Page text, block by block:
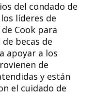
del condado de
líderes de
Cook para
becas de
apoyar a los
de
y están
el cuidado de